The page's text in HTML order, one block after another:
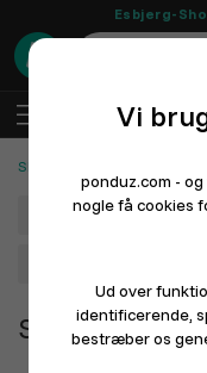
Esbjerg-
Log ind
Skønhed og personlig pleje
Skønhed og
Vi
ponduz.com -
nogle få cookies
Ud over
identificerende,
bestræber os